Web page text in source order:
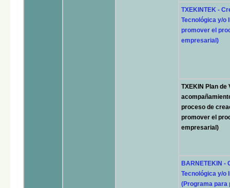
TXEKINTEK -
Tecnológica y/o
promover el
empresarial)
TXEKIN Plan de
proceso de
promover el
empresarial)
BARNETEKIN -
Tecnológica y/o
(Programa para